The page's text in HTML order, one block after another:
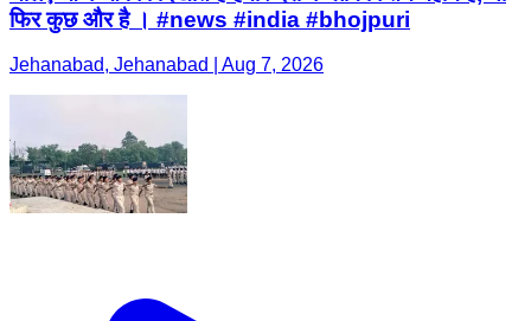
फिर कुछ और है । #news #india #bhojpuri
Jehanabad, Jehanabad | Aug 7, 2026